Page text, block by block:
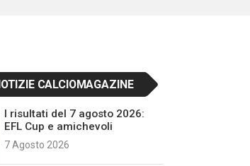
CALCIOMAGAZINE
I risultati del 7 agosto 2026:
EFL Cup e amichevoli
7 Agosto 2026